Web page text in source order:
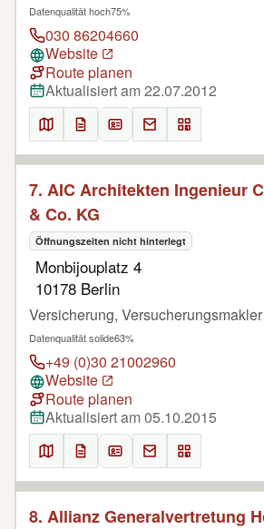
Datenqualität hoch75%
030 86204660
Website
Route planen
Aktualisiert am 22.07.2012
7. AIC Architekten Ingenieur
& Co. KG
Öffnungszeiten nicht hinterlegt
Monbijouplatz 4
10178 Berlin
Versicherung, Versucherungsmakler
Datenqualität solide63%
+49 (0)30 21002960
Website
Route planen
Aktualisiert am 05.10.2015
8. Allianz Generalvertretung